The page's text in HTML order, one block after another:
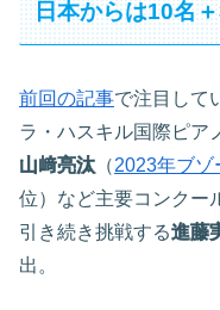
日本からは10名
前回の記事で注目して
ラ・ハスキル国際ピア
山﨑亮汰 （2023年ブゾ
位）など主要コンクー
引き続き挑戦する進藤
出。